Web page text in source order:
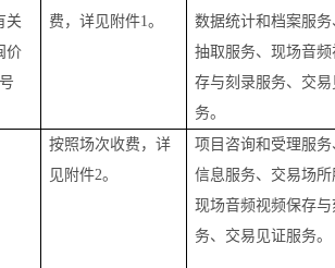
关
价
号
费，详见附件1。
数据统计和档案服务
抽取服务、现场音
存与刻录服务、交
务。
按照场次收费，详
见附件2。
项目咨询和受理服务
信息服务、交易场所
现场音频视频保存与
务、交易见证服务。